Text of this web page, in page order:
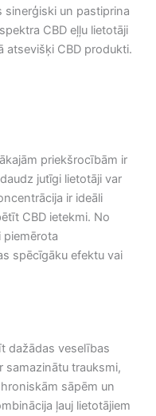
sinerģiski un pastiprina
CBD eļļu lietotāji
atsevišķi CBD produkti.
priekšrocībām ir
jutīgi lietotāji var
ir ideāli
CBD ietekmi. No
piemērota
spēcīgāku efektu vai
dažādas veselības
samazinātu trauksmi,
sāpēm un
ļauj lietotājiem